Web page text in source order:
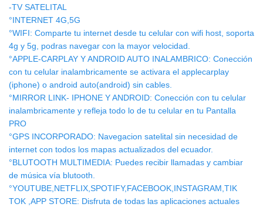
-TV SATELITAL
°INTERNET 4G,5G
°WIFI: Comparte tu internet desde tu celular con wifi host, soporta
4g y 5g, podras navegar con la mayor velocidad.
°APPLE-CARPLAY Y ANDROID AUTO INALAMBRICO: Conección
con tu celular inalambricamente se activara el applecarplay
(iphone) o android auto(android) sin cables.
°MIRROR LINK- IPHONE Y ANDROID: Conección con tu celular
inalambricamente y refleja todo lo de tu celular en tu Pantalla
PRO
°GPS INCORPORADO: Navegacion satelital sin necesidad de
internet con todos los mapas actualizados del ecuador.
°BLUTOOTH MULTIMEDIA: Puedes recibir llamadas y cambiar
de música vía blutooth.
°YOUTUBE,NETFLIX,SPOTIFY,FACEBOOK,INSTAGRAM,TIK
TOK ,APP STORE: Disfruta de todas las aplicaciones actuales